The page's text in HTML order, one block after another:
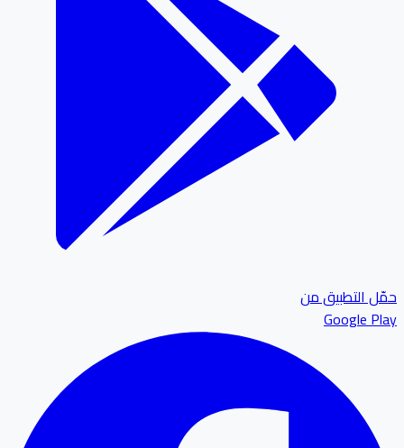
التطبيق من
Google